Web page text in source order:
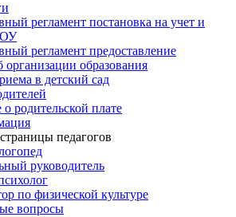
регламент постановка на учет и
регламент предоставление
образования
в детский сад
родительской плате
педагогов
руководитель
по физической культуре
вопросы